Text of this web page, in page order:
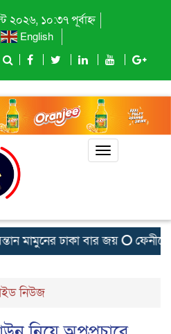
২০২৬, ১০:৩৭ পূর্বাহ্ন
English
Toggle
মামুনের ঢাকা বার জয় ফেনীতে
নিউজ